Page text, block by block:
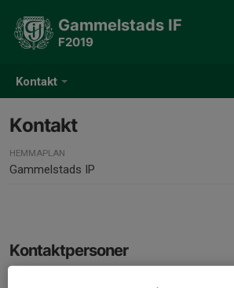
Kontakt
Gammelstads IF
F2019
Kontakt
HEMMAPLAN
Gammelstads IP
Kontaktpersoner